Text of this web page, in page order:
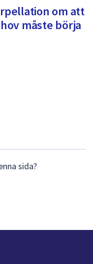
att
välja
något
om att
måste börja
sida?